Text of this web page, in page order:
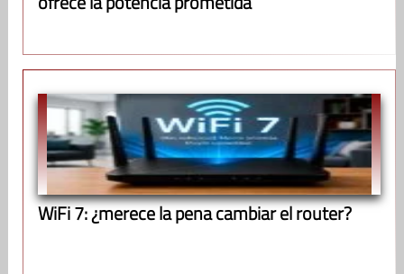
WiFi 7: ¿merece la pena cambiar el router?